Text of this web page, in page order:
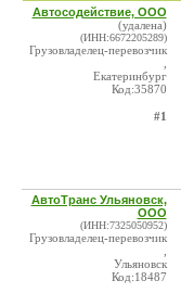
Автосодействие, ООО
(удалена)
(ИНН:6672205289)
Грузовладелец-перевозчик
Екатеринбург
Код:35870
#1
АвтоТранс Ульяновск,
ООО
(ИНН:7325050952)
Грузовладелец-перевозчик
Ульяновск
Код:18487